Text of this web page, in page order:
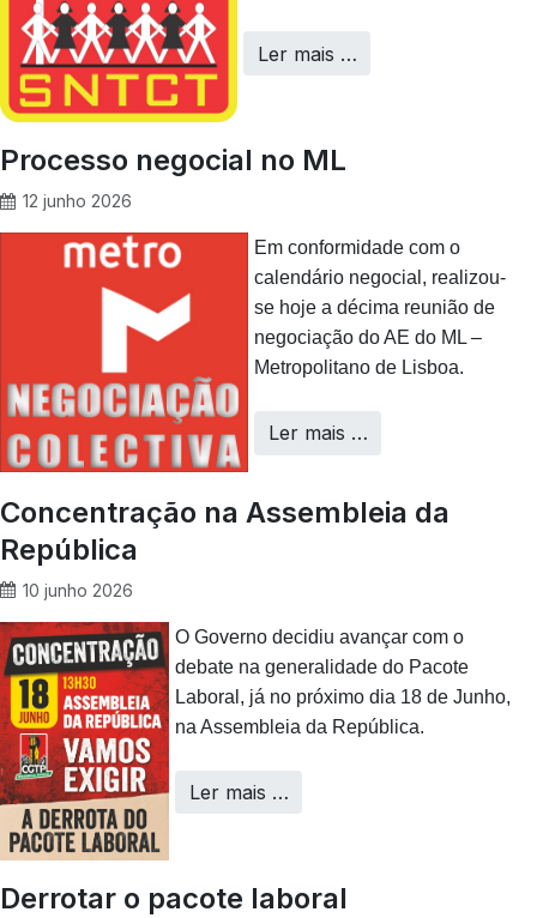
Ler mais …
Processo negocial no ML
12 junho 2026
Em conformidade com o
calendário negocial, realizou-
se hoje a décima reunião de
negociação do AE do ML –
Metropolitano de Lisboa.
Ler mais …
Concentração na Assembleia da
República
10 junho 2026
O Governo decidiu avançar com o
debate na generalidade do Pacote
Laboral, já no próximo dia 18 de Junho,
na Assembleia da República.
Ler mais …
Derrotar o pacote laboral